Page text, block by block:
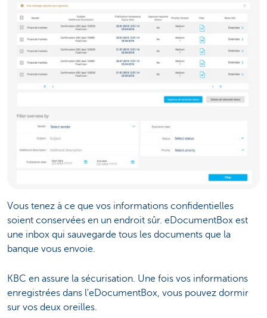
Vous tenez à ce que vos informations confidentielles
soient conservées en un endroit sûr. eDocumentBox est
une inbox qui sauvegarde tous les documents que la
banque vous envoie.
KBC en assure la sécurisation. Une fois vos informations
enregistrées dans l'eDocumentBox, vous pouvez dormir
sur vos deux oreilles.